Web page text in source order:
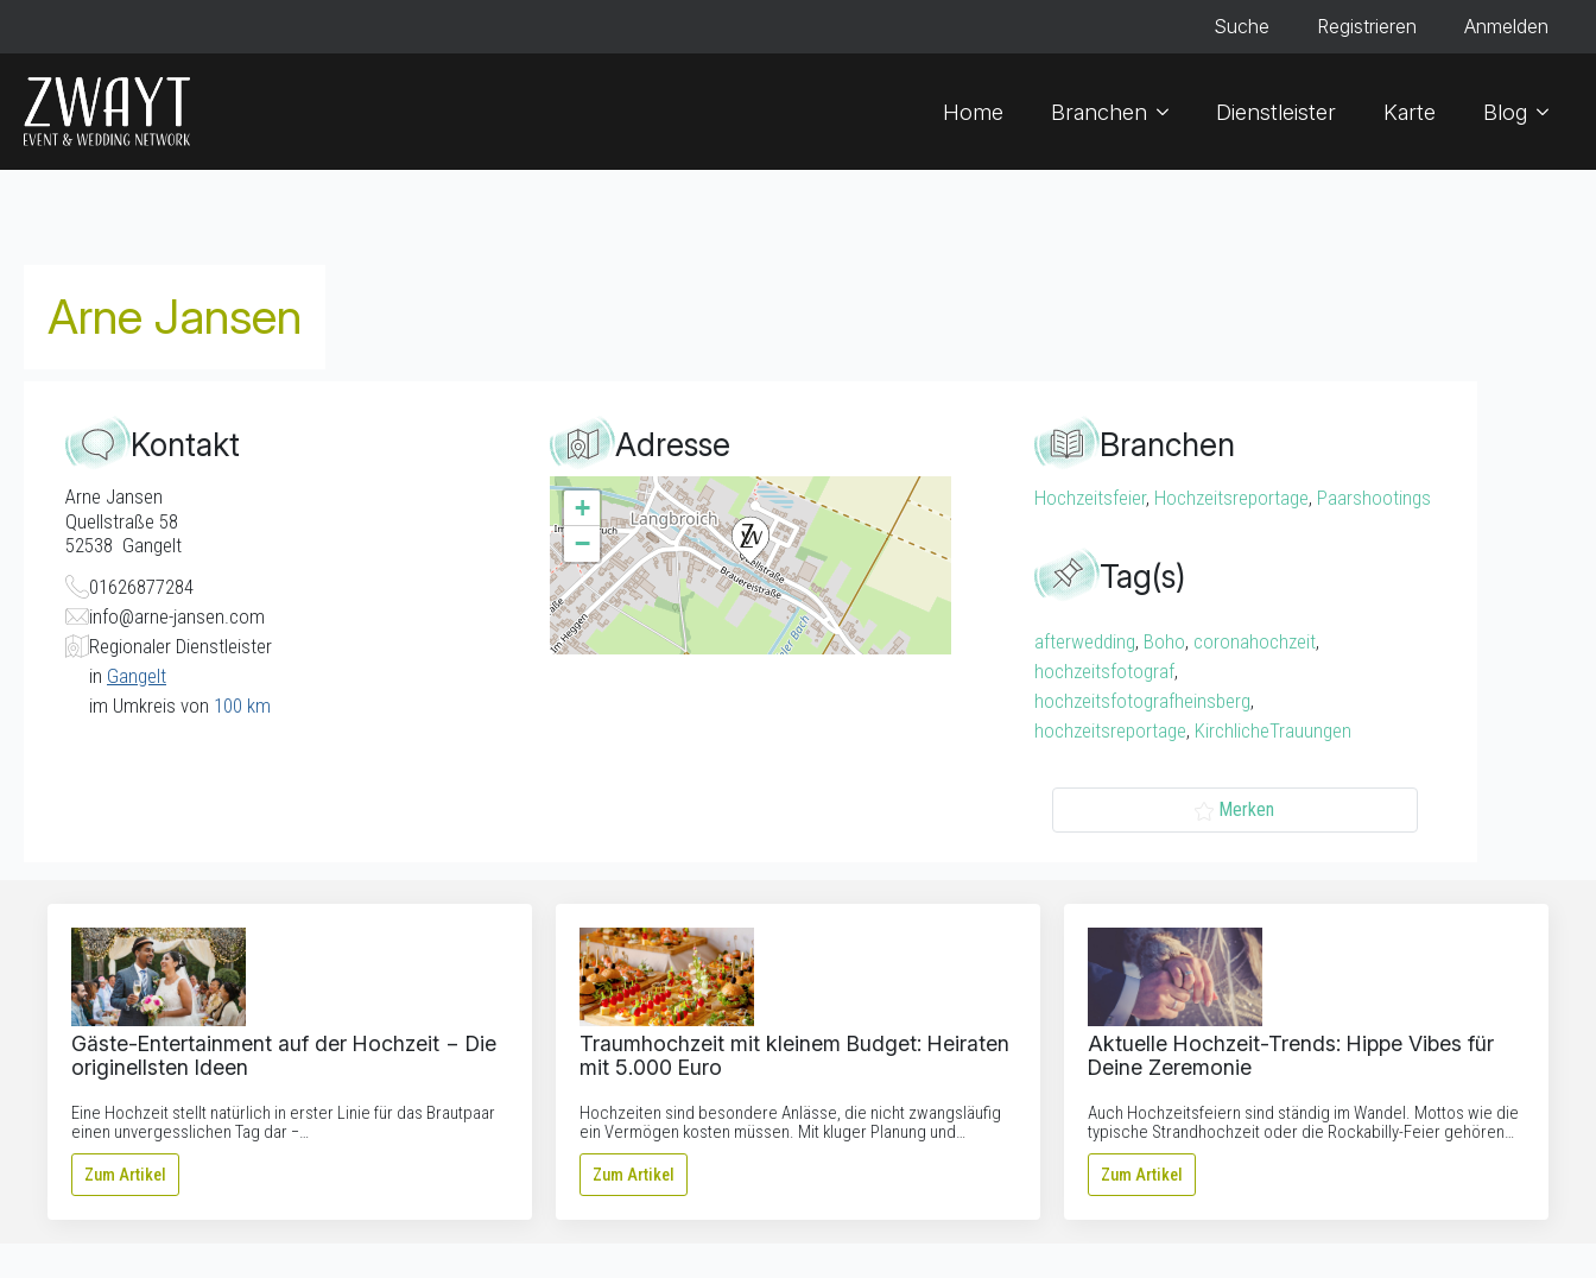
Suche Registrieren Anmelden
Home Branchen Dienstleister Karte Blog
Arne Jansen
Kontakt
Arne Jansen
Quellstraße 58
52538 Gangelt
01626877284
info@arne-jansen.com
Regionaler Dienstleister
in Gangelt
im Umkreis von 100 km
Adresse
+
−
Branchen
Hochzeitsfeier, Hochzeitsreportage, Paarshootings
Tag(s)
afterwedding, Boho, coronahochzeit,
hochzeitsfotograf,
hochzeitsfotografheinsberg,
hochzeitsreportage, KirchlicheTrauungen
Merken
Gäste-Entertainment auf der Hochzeit − Die
originellsten Ideen
Eine Hochzeit stellt natürlich in erster Linie für das Brautpaar
einen unvergesslichen Tag dar −…
Zum Artikel
Traumhochzeit mit kleinem Budget: Heiraten
mit 5.000 Euro
Hochzeiten sind besondere Anlässe, die nicht zwangsläufig
ein Vermögen kosten müssen. Mit kluger Planung und…
Zum Artikel
Aktuelle Hochzeit-Trends: Hippe Vibes für
Deine Zeremonie
Auch Hochzeitsfeiern sind ständig im Wandel. Mottos wie die
typische Strandhochzeit oder die Rockabilly-Feier gehören…
Zum Artikel